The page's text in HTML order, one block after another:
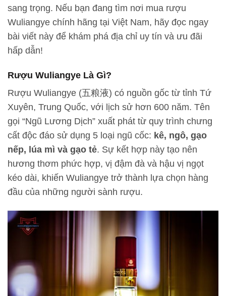
sang trọng. Nếu bạn đang tìm nơi mua rượu
Wuliangye chính hãng tại Việt Nam, hãy đọc ngay
bài viết này để khám phá địa chỉ uy tín và ưu đãi
hấp dẫn!
Rượu Wuliangye Là Gì?
Rượu Wuliangye (五粮液) có nguồn gốc từ tỉnh Tứ
Xuyên, Trung Quốc, với lịch sử hơn 600 năm. Tên
gọi “Ngũ Lương Dịch” xuất phát từ quy trình chưng
cất độc đáo sử dụng 5 loại ngũ cốc: kê, ngô, gạo
nếp, lúa mì và gạo tẻ. Sự kết hợp này tạo nên
hương thơm phức hợp, vị đậm đà và hậu vị ngọt
kéo dài, khiến Wuliangye trở thành lựa chọn hàng
đầu của những người sành rượu.